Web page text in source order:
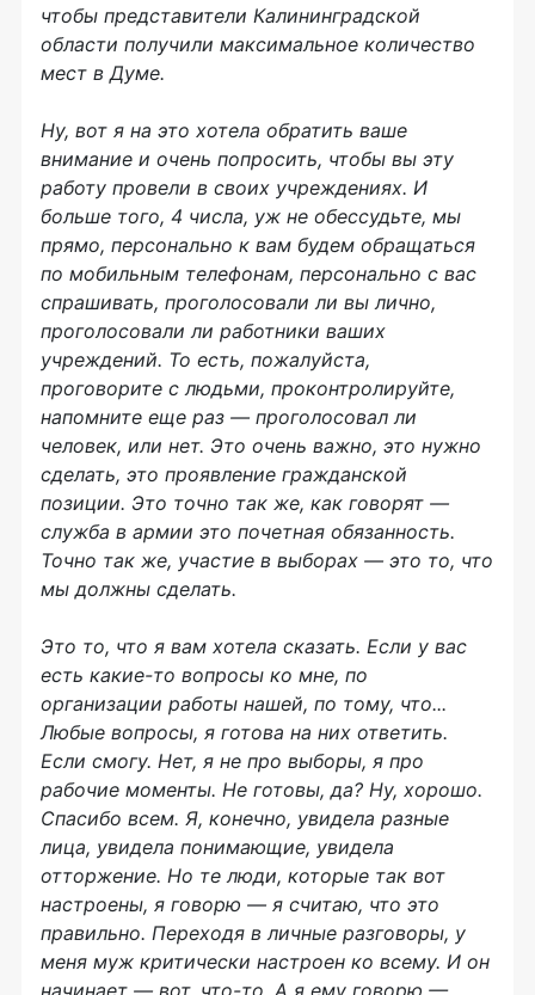
чтобы представители Калининградской
области получили максимальное количество
мест в Думе.
Ну, вот я на это хотела обратить ваше
внимание и очень попросить, чтобы вы эту
работу провели в своих учреждениях. И
больше того, 4 числа, уж не обессудьте, мы
прямо, персонально к вам будем обращаться
по мобильным телефонам, персонально с вас
спрашивать, проголосовали ли вы лично,
проголосовали ли работники ваших
учреждений. То есть, пожалуйста,
проговорите с людьми, проконтролируйте,
напомните еще раз — проголосовал ли
человек, или нет. Это очень важно, это нужно
сделать, это проявление гражданской
позиции. Это точно так же, как говорят —
служба в армии это почетная обязанность.
Точно так же, участие в выборах — это то, что
мы должны сделать.
Это то, что я вам хотела сказать. Если у вас
есть какие-то вопросы ко мне, по
организации работы нашей, по тому, что...
Любые вопросы, я готова на них ответить.
Если смогу. Нет, я не про выборы, я про
рабочие моменты. Не готовы, да? Ну, хорошо.
Спасибо всем. Я, конечно, увидела разные
лица, увидела понимающие, увидела
отторжение. Но те люди, которые так вот
настроены, я говорю — я считаю, что это
правильно. Переходя в личные разговоры, у
меня муж критически настроен ко всему. И он
начинает — вот, что-то. А я ему говорю —